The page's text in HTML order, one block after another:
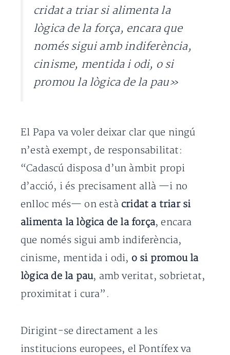
cridat a triar si alimenta la
lògica de la força, encara que
només sigui amb indiferència,
cinisme, mentida i odi, o si
promou la lògica de la pau»
El Papa va voler deixar clar que ningú
n’està exempt, de responsabilitat:
“Cadascú disposa d’un àmbit propi
d’acció, i és precisament allà —i no
enlloc més— on està cridat a triar si
alimenta la lògica de la força, encara
que només sigui amb indiferència,
cinisme, mentida i odi, o si promou la
lògica de la pau, amb veritat, sobrietat,
proximitat i cura”.
Dirigint-se directament a les
institucions europees, el Pontífex va